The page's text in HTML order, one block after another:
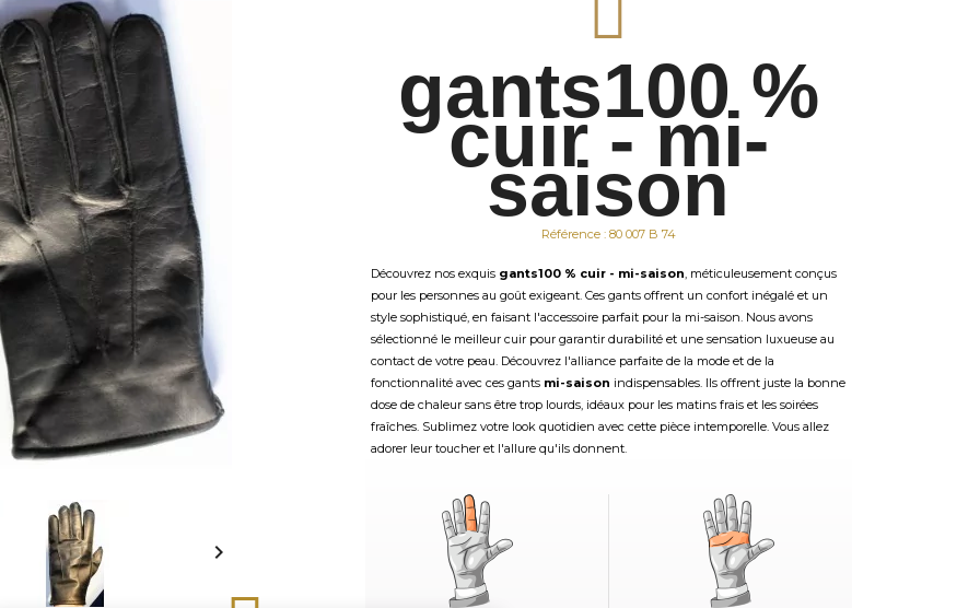

gants100 %
cuir - mi-
saison
Référence : 80 007 B 74
Découvrez nos exquis gants100 % cuir - mi-saison, méticuleusement conçus
pour les personnes au goût exigeant. Ces gants offrent un confort inégalé et un
style sophistiqué, en faisant l'accessoire parfait pour la mi-saison. Nous avons
sélectionné le meilleur cuir pour garantir durabilité et une sensation luxueuse au
contact de votre peau. Découvrez l'alliance parfaite de la mode et de la
fonctionnalité avec ces gants mi-saison indispensables. Ils offrent juste la bonne
dose de chaleur sans être trop lourds, idéaux pour les matins frais et les soirées
fraîches. Sublimez votre look quotidien avec cette pièce intemporelle. Vous allez
adorer leur toucher et l'allure qu'ils donnent.